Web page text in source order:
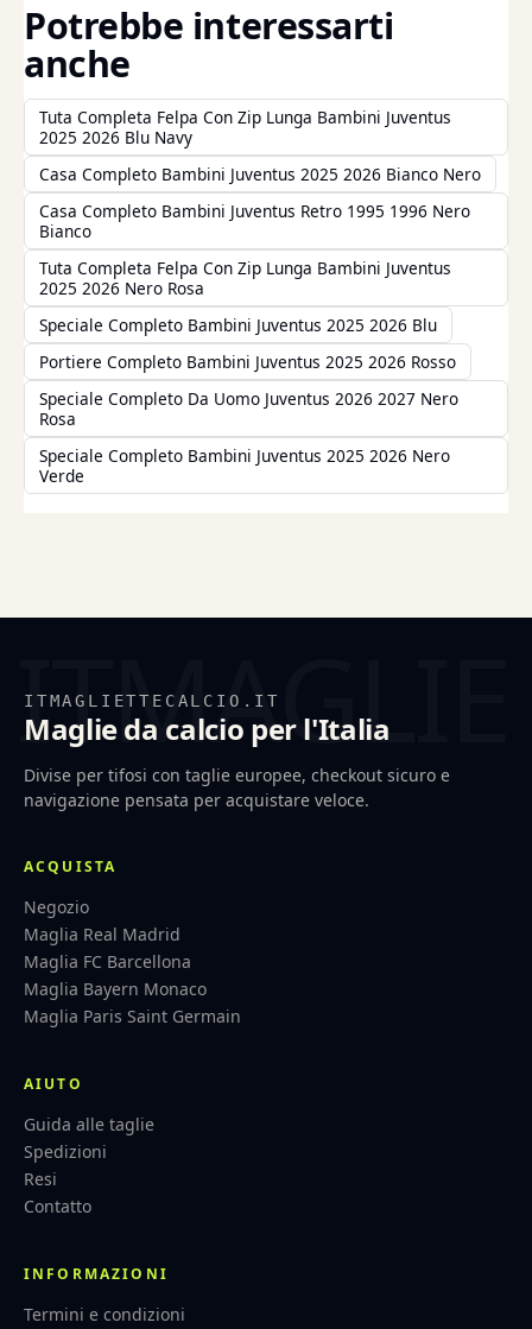
Potrebbe interessarti
anche
Tuta Completa Felpa Con Zip Lunga Bambini Juventus
2025 2026 Blu Navy
Casa Completo Bambini Juventus 2025 2026 Bianco Nero
Casa Completo Bambini Juventus Retro 1995 1996 Nero
Bianco
Tuta Completa Felpa Con Zip Lunga Bambini Juventus
2025 2026 Nero Rosa
Speciale Completo Bambini Juventus 2025 2026 Blu
Portiere Completo Bambini Juventus 2025 2026 Rosso
Speciale Completo Da Uomo Juventus 2026 2027 Nero
Rosa
Speciale Completo Bambini Juventus 2025 2026 Nero
Verde
ITMAGLIETTECALCIO.IT
Maglie da calcio per l'Italia
Divise per tifosi con taglie europee, checkout sicuro e
navigazione pensata per acquistare veloce.
ACQUISTA
Negozio
Maglia Real Madrid
Maglia FC Barcellona
Maglia Bayern Monaco
Maglia Paris Saint Germain
AIUTO
Guida alle taglie
Spedizioni
Resi
Contatto
INFORMAZIONI
Termini e condizioni